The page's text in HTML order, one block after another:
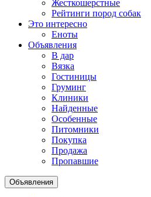
Жесткошерстные
Рейтинги пород собак
Это интересно
Еноты
Объявления
В дар
Вязка
Гостиницы
Груминг
Клиники
Найденные
Особенные
Питомники
Покупка
Продажа
Пропавшие
Объявления